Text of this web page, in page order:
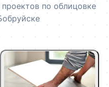
по облицовке